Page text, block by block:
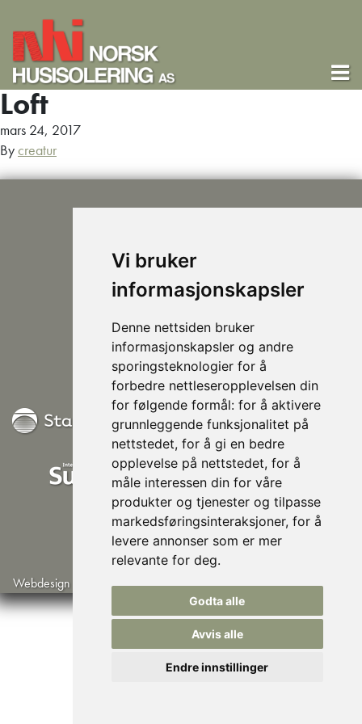
Vi bruker
informasjonskapsler
Denne nettsiden bruker
informasjonskapsler og andre
sporingsteknologier for å
forbedre nettleseropplevelsen din
for følgende formål: for å aktivere
grunnleggende funksjonalitet på
nettstedet, for å gi en bedre
opplevelse på nettstedet, for å
måle interessen din for våre
produkter og tjenester og tilpasse
markedsføringsinteraksjoner, for å
levere annonser som er mer
relevante for deg.
Godta alle
Avvis alle
Endre innstillinger
Loft
mars 24, 2017
Bycreatur
post@nhusi.no
948 80 685
Følg oss på Facebook
Webdesign av Lindbak IT ©Norsk Husisolering AS